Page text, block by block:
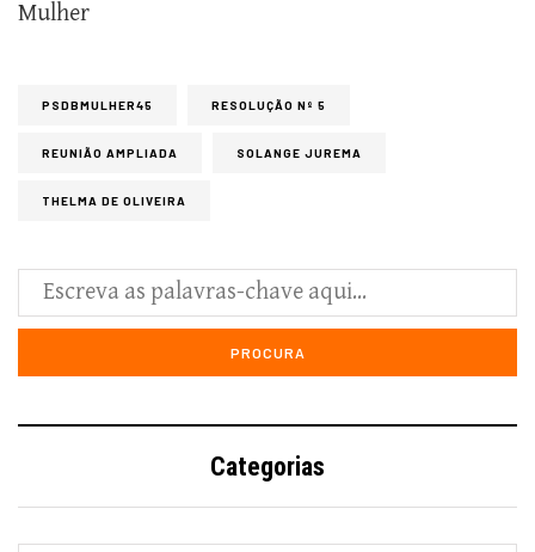
Mulher
PSDBMULHER45 RESOLUÇÃO Nº 5
REUNIÃO AMPLIADA SOLANGE JUREMA
THELMA DE OLIVEIRA
Categorias